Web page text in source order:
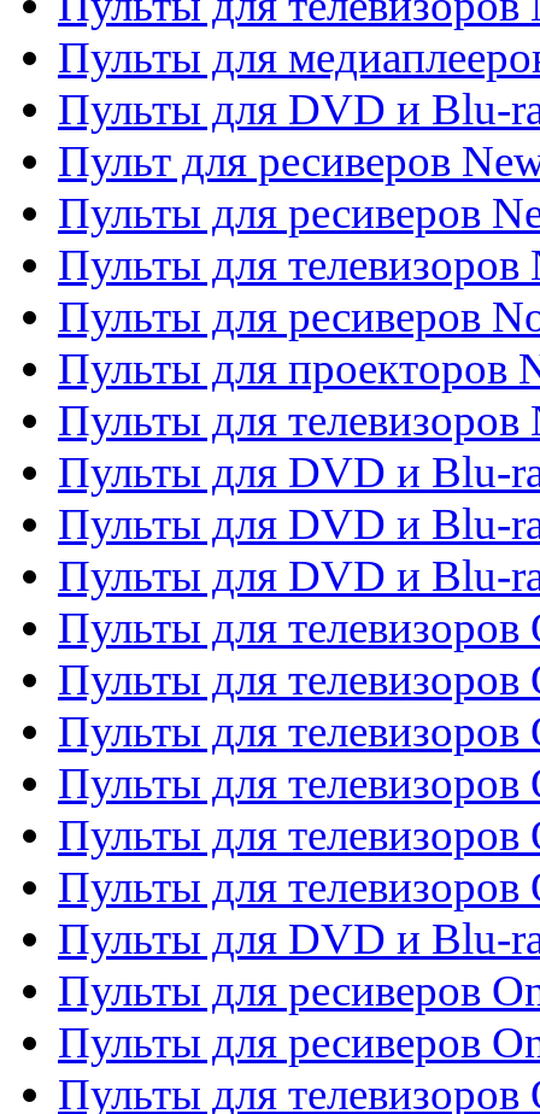
Пульты для
Пульты для DVD и Blu-
Пульт для ресиверов
Пульты для ресиверов
Пульты для телевизоров
Пульты для ресиверов
Пульты для проекторов
Пульты для телевизоров
Пульты для DVD и Blu-
Пульты для DVD и Blu-
Пульты для DVD и Blu-
Пульты для телевизоров
Пульты для телевизоров
Пульты для телевизоров
Пульты для телевизоров
Пульты для телевизоров
Пульты для телевизоров
Пульты для DVD и Blu-
Пульты для ресиверов
Пульты для ресиверов
Пульты для телевизоров